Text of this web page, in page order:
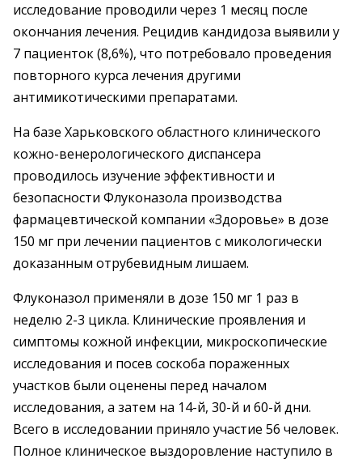
исследование проводили через 1 месяц после
окончания лечения. Рецидив кандидоза выявили у
7 пациенток (8,6%), что потребовало проведения
повторного курса лечения другими
антимикотическими препаратами.
На базе Харьковского областного клинического
кожно-венерологического диспансера
проводилось изучение эффективности и
безопасности Флуконазола производства
фармацевтической компании «Здоровье» в дозе
150 мг при лечении пациентов с микологически
доказанным отрубевидным лишаем.
Флуконазол применяли в дозе 150 мг 1 раз в
неделю 2-3 цикла. Клинические проявления и
симптомы кожной инфекции, микроскопические
исследования и посев соскоба пораженных
участков были оценены перед началом
исследования, а затем на 14-й, 30-й и 60-й дни.
Всего в исследовании приняло участие 56 человек.
Полное клиническое выздоровление наступило в